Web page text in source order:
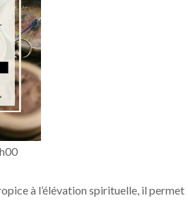
à l’élévation spirituelle, il permet